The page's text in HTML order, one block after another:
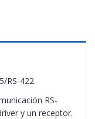
RS-422.
RS-
y un receptor.